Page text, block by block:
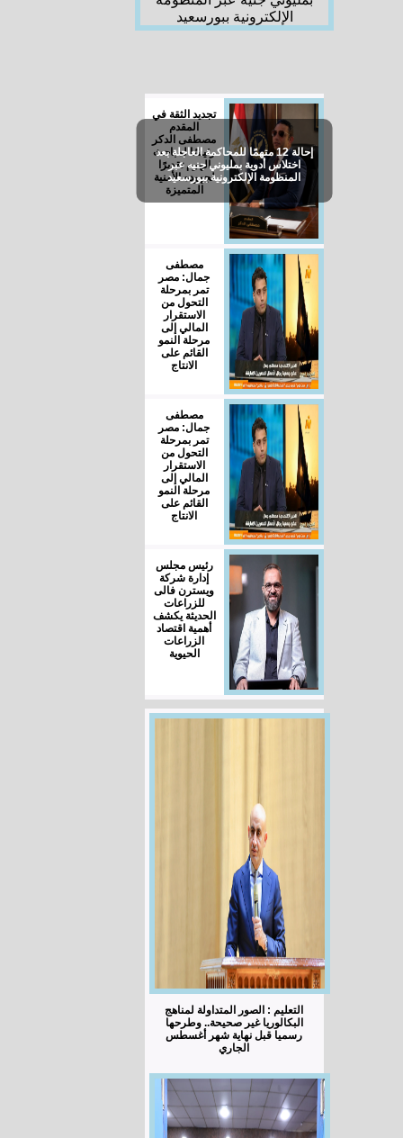
إحالة 12 متهمًا للمحاكمة العاجلة بعد
اختلاس أدوية بمليوني جنيه عبر
المنظومة الإلكترونية ببورسعيد
تجديد الثقة في
المقدم
مصطفى الدكر
رئيسًا لمباحث
الهرم تقديرًا
لجهوده الأمنية
المتميزة
مصطفى
جمال: مصر
تمر بمرحلة
التحول من
الاستقرار
المالي إلى
مرحلة النمو
القائم على
الانتاج
مصطفى
جمال: مصر
تمر بمرحلة
التحول من
الاستقرار
المالي إلى
مرحلة النمو
القائم على
الانتاج
رئيس مجلس
إدارة شركة
ويسترن فالى
للزراعات
الحديثة يكشف
أهمية اقتصاد
الزراعات
الحيوية
التعليم : الصور المتداولة لمناهج
البكالوريا غير صحيحة.. وطرحها
رسميا قبل نهاية شهر أغسطس
الجاري